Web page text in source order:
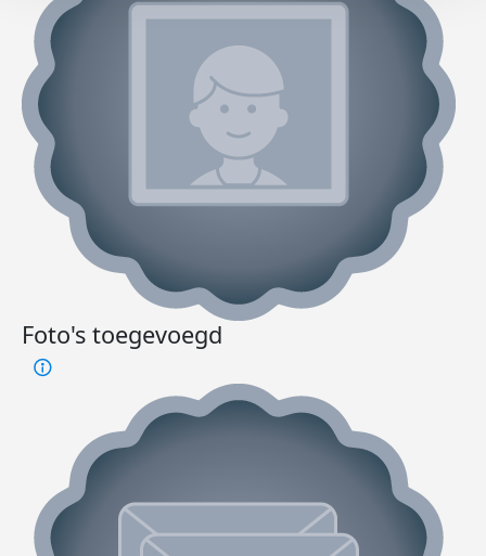
Foto's toegevoegd